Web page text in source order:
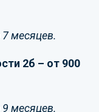
месяцев.
2б – от 900
месяцев.